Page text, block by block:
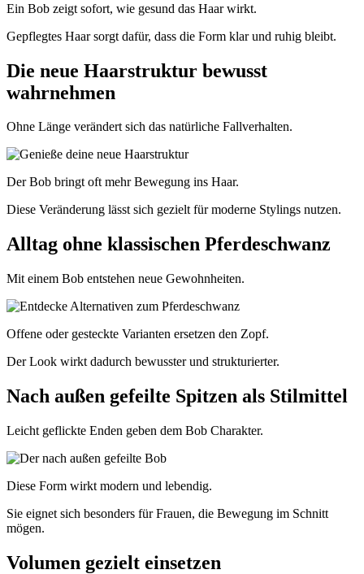
Ein Bob zeigt sofort, wie gesund das Haar wirkt.
Gepflegtes Haar sorgt dafür, dass die Form klar und ruhig bleibt.
Die neue Haarstruktur bewusst
wahrnehmen
Ohne Länge verändert sich das natürliche Fallverhalten.
Der Bob bringt oft mehr Bewegung ins Haar.
Diese Veränderung lässt sich gezielt für moderne Stylings nutzen.
Alltag ohne klassischen Pferdeschwanz
Mit einem Bob entstehen neue Gewohnheiten.
Offene oder gesteckte Varianten ersetzen den Zopf.
Der Look wirkt dadurch bewusster und strukturierter.
Nach außen gefeilte Spitzen als Stilmittel
Leicht geflickte Enden geben dem Bob Charakter.
Diese Form wirkt modern und lebendig.
Sie eignet sich besonders für Frauen, die Bewegung im Schnitt
mögen.
Volumen gezielt einsetzen